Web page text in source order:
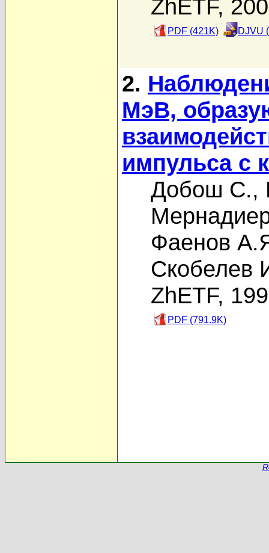
ZhETF,
PDF (421K) DJVU
2.
МэВ,
импульса с
Добош С.,
Фаенов
Скобелев
ZhETF,
PDF (791.9K)